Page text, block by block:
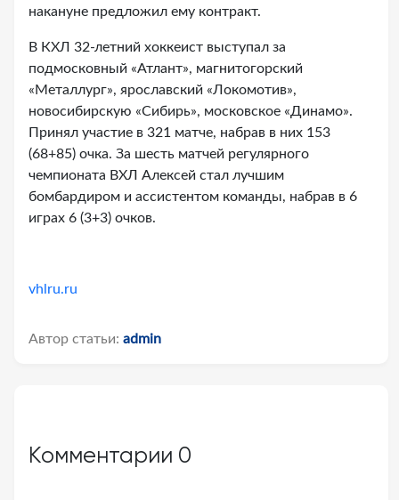
накануне предложил ему контракт.
В КХЛ 32-летний хоккеист выступал за
подмосковный «Атлант», магнитогорский
«Металлург», ярославский «Локомотив»,
новосибирскую «Сибирь», московское «Динамо».
Принял участие в 321 матче, набрав в них 153
(68+85) очка. За шесть матчей регулярного
чемпионата ВХЛ Алексей стал лучшим
бомбардиром и ассистентом команды, набрав в 6
играх 6 (3+3) очков.
vhlru.ru
Автор статьи: admin
Комментарии 0